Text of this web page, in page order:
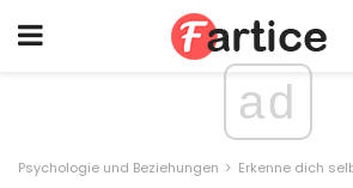
ad
Psychologie und Beziehungen Erkenne dich